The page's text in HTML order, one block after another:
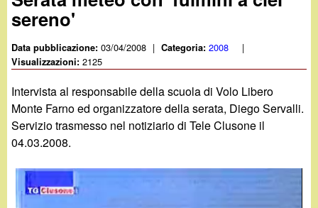
w
.
g
a
n
m
i
r
i
e
r
sei
qui
sereno'
Data pubblicazione:03/04/2008 | Categoria:2008 |
Visualizzazioni:2125
Intervista al responsabile della scuola di Volo Libero
Monte Farno ed organizzatore della serata, Diego Servalli.
Servizio trasmesso nel notiziario di Tele Clusone il
04.03.2008.